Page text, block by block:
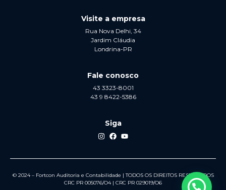
Visite a empresa
Rua Nova Delhi, 34
Jardim Cláudia
Londrina-PR
Fale conosco
43 3323-8001
43 9 8422-5386
Siga
© 2024 – Fortcon Auditoria e Contabilidade | TODOS OS DIREITOS RESERVADOS
CRC PR 005076/O4 | CRC PR 029019/O6